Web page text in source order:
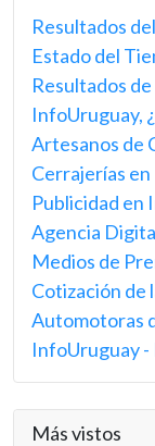
Resultados
Estado del
Resultados
InfoUruguay,
Artesanos de
Cerrajerías en
Publicidad en
Agencia
Medios de
Cotización de
Automotoras
InfoUruguay -
Más vistos